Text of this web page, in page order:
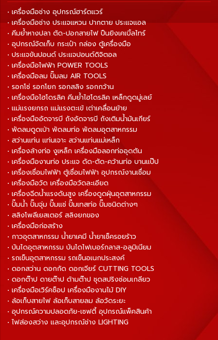
• เครื่องมือช่าง อุปกรณ์ฮาร์ดแวร์
• เครื่องมือช่าง ประแจแหวน ปากตาย ประแจแอล
• คีมย้ำหางปลา ตัด-ปอกสายไฟ ปืนยิงเคเบิ้ลไทร์
• อุปกรณ์จัดเก็บ กระเป๋า กล่อง ตู้เครื่องมือ
• ประแจขันปอนด์ ประแจปอนด์ดิจิตอล
• เครื่องมือไฟฟ้า POWER TOOLS
• เครื่องมือลม ปั๊มลม AIR TOOLS
• รอกโซ่ รอกโยก รอกสลิง รอกกว้าน
• เครื่องมือไฮโดรลิค คีมย้ำไฮโดรลิค เหล็กดูดมู่เลย์
• แม่แรงยกรถ แม่แรงตะเข้ เต่าเคลื่อนย้าย
• เครื่องมืออัดจารบี ถังอัดจารบี ถังเติมน้ำมันเกียร์
• พัดลมดูดเป่า พัดลมท่อ พัดลมอุตสาหกรรม
• สว่านแท่น แท่นเจาะ สว่านแท่นแม่เหล็ก
• เครื่องล้างท่อ งูเหล็ก เครื่องมือลอกท่ออุดตัน
• เครื่องมืองานท่อ ประแจ ดัด-ตัด-คว้านท่อ บานแป๊ป
• เครื่องเชื่อมไฟฟ้า ตู้เชื่อมไฟฟ้า อุปกรณ์งานเชื่อม
• เครื่องมือวัด เครื่องมือวัดละเอียด
• เครื่องฉีดน้ำแรงดันสูง เครื่องดูดฝุ่นอุตสาหกรรม
• ปั๊มน้ำ ปั๊มจุ่ม ปั๊มแช่ ปั๊มเทสท่อ ปั๊มชนิดต่างๆ
• สลิงโพลีเยสเตอร์ สลิงยกของ
• เครื่องมือก่อสร้าง
• กาวอุตสาหกรรม น้ำยาเคมี น้ำยาเช็ครอยร้าว
• บันไดอุตสาหกรรม บันไดไฟเบอร์กลาส-อลูมิเนียม
• รถเข็นอุตสาหกรรม รถเข็นอเนกประสงค์
• ดอกสว่าน ดอกกัด ดอกเจียร์ CUTTING TOOLS
• ดอกต๊าป ดายต๊าป ด้ามต๊าป ชุดสปริงซ่อมเกลียว
• เครื่องมือเวิร์คช็อป เครื่องมืองานไม้ DIY
• ล้อเก็บสายไฟ ล้อเก็บสายลม ล้อวัดระยะ
• อุปกรณ์ความปลอดภัย-เซฟตี้ อุปกรณ์แพ็คสินค้า
• ไฟส่องสว่าง และอุปกรณ์ช่าง LIGHTING